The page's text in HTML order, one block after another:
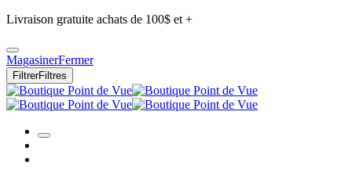
Livraison gratuite achats de 100$ et +
MagasinerFermer
FiltrerFiltres